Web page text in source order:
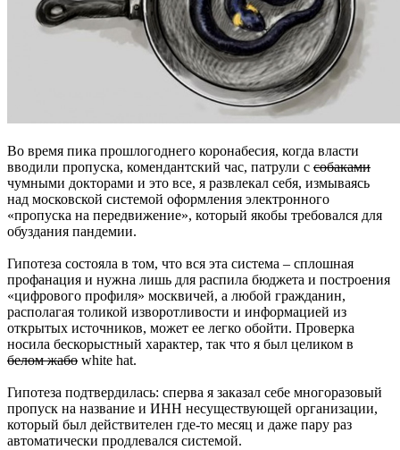
Во время пика прошлогоднего коронабесия, когда власти
вводили пропуска, комендантский час, патрули с собаками
чумными докторами и это все, я развлекал себя, измываясь
над московской системой оформления электронного
«пропуска на передвижение», который якобы требовался для
обуздания пандемии.
Гипотеза состояла в том, что вся эта система – сплошная
профанация и нужна лишь для распила бюджета и построения
«цифрового профиля» москвичей, а любой гражданин,
располагая толикой изворотливости и информацией из
открытых источников, может ее легко обойти. Проверка
носила бескорыстный характер, так что я был целиком в
белом жабо white hat.
Гипотеза подтвердилась: сперва я заказал себе многоразовый
пропуск на название и ИНН несуществующей организации,
который был действителен где-то месяц и даже пару раз
автоматически продлевался системой.